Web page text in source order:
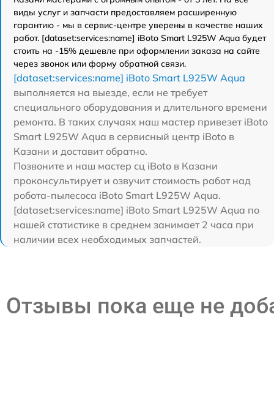
виды услуг и запчасти предоставляем расширенную
гарантию - мы в сервис-центре уверены в качестве наших
работ. [dataset:services:name] iBoto Smart L925W Aqua будет
стоить на -15% дешевле при оформлении заказа на сайте
через звонок или форму обратной связи.
[dataset:services:name] iBoto Smart L925W Aqua
выполняется на выезде, если не требует
специального оборудования и длительного времени
ремонта. В таких случаях наш мастер привезет iBoto
Smart L925W Aqua в сервисный центр iBoto в
Казани и доставит обратно.
Позвоните и наш мастер сц iBoto в Казани
проконсультирует и озвучит стоимость работ над
робота-пылесоса iBoto Smart L925W Aqua.
[dataset:services:name] iBoto Smart L925W Aqua по
нашей статистике в среднем занимает 2 часа при
наличии всех необходимых запчастей.
Отзывы пока еще не